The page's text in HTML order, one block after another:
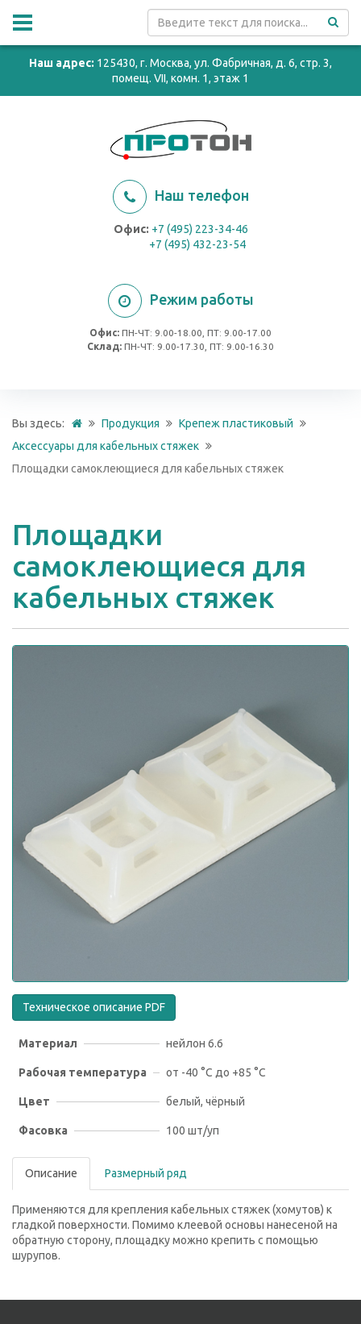
Наш адрес: 125430, г. Москва, ул. Фабричная, д. 6, стр. 3,
помещ. VII, комн. 1, этаж 1
Наш телефон
Офис: +7 (495) 223-34-46
+7 (495) 432-23-54
Режим работы
Офис: ПН-ЧТ: 9.00-18.00, ПТ: 9.00-17.00
Cклад: ПН-ЧТ: 9.00-17.30, ПТ: 9.00-16.30
Вы здесь: Продукция
Крепеж пластиковый
Аксессуары для кабельных стяжек
Площадки самоклеющиеся для кабельных стяжек
Площадки
самоклеющиеся для
кабельных стяжек
Техническое описание PDF
Материал нейлон 6.6
Рабочая температура от -40 °С до +85 °С
Цвет белый, чёрный
Фасовка 100 шт/уп
Описание Размерный ряд
Применяются для крепления кабельных стяжек (хомутов) к
гладкой поверхности. Помимо клеевой основы нанесеной на
обратную сторону, площадку можно крепить с помощью
шурупов.